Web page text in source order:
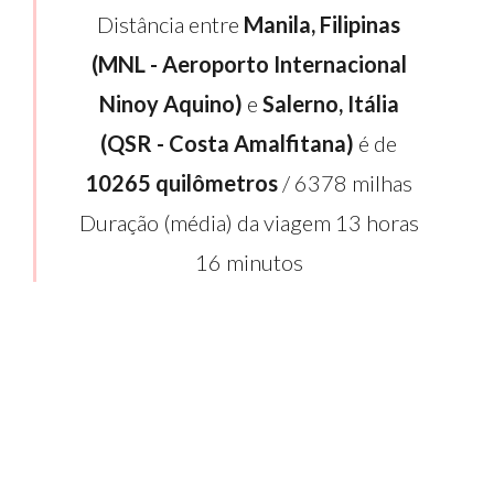
Distância entre Manila, Filipinas
(MNL - Aeroporto Internacional
Ninoy Aquino) e Salerno, Itália
(QSR - Costa Amalfitana) é de
10265 quilômetros / 6378 milhas
Duração (média) da viagem 13 horas
16 minutos